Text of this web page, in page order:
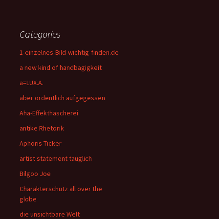
Categories
1-einzelnes-Bild-wichtig-finden.de
a new kind of handbagigkeit
a=LUX.A.
aber ordentlich aufgegessen
Aha-Effekthascherei
antike Rhetorik
Aphoris Ticker
artist statement tauglich
Bilgoo Joe
Charakterschutz all over the
globe
die unsichtbare Welt